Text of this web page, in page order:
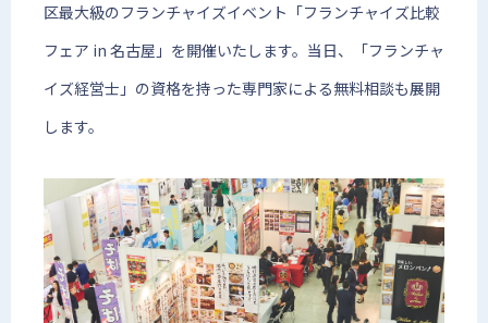
区最大級のフランチャイズイベント「フランチャイズ比較
フェア in 名古屋」を開催いたします。当日、「フランチャ
イズ経営士」の資格を持った専門家による無料相談も展開
します。